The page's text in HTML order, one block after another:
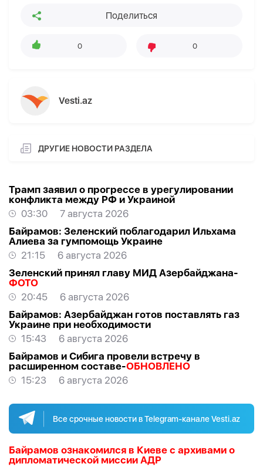
Поделиться
0 0
Vesti.az
ДРУГИЕ НОВОСТИ РАЗДЕЛА
Трамп заявил о прогрессе в урегулировании
конфликта между РФ и Украиной
03:30
7 августа 2026
Байрамов: Зеленский поблагодарил Ильхама
Алиева за гумпомощь Украине
21:15
6 августа 2026
Зеленский принял главу МИД Азербайджана-
ФОТО
20:45
6 августа 2026
Байрамов: Азербайджан готов поставлять газ
Украине при необходимости
15:43
6 августа 2026
Байрамов и Сибига провели встречу в
расширенном составе-ОБНОВЛЕНО
15:23
6 августа 2026
Все срочные новости в Telegram-канале Vesti.az
Байрамов ознакомился в Киеве с архивами о
дипломатической миссии АДР